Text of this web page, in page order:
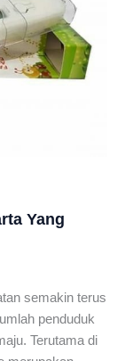
Yang
semakin terus
penduduk
Terutama di